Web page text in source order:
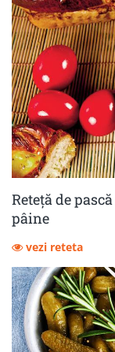
Reteță de
pâine
vezi reteta